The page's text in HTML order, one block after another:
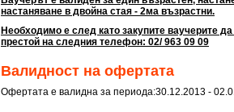
настаняване в двойна стая - 2ма възрастни.
Необходимо е след като закупите ваучерите
престой на следния телефон: 02/ 963 09 09
Валидност на офертата
Офертата е валидна за периода:30.12.2013 -